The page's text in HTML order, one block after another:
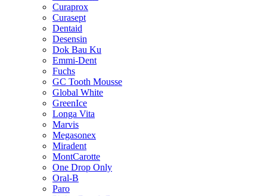
Curaprox
Curasept
Dentaid
Desensin
Dok Bau Ku
Emmi-Dent
Fuchs
GC Tooth Mousse
Global White
GreenIce
Longa Vita
Marvis
Megasonex
Miradent
MontCarotte
One Drop Only
Oral-B
Paro